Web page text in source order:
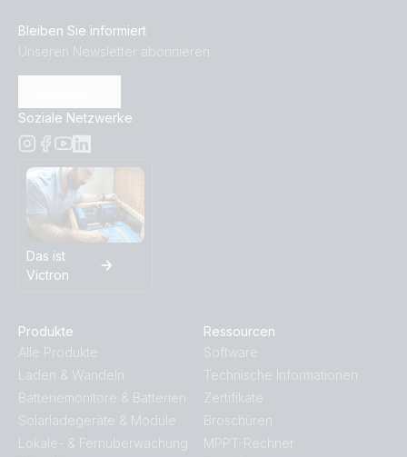
Bleiben Sie informiert
Unseren Newsletter abonnieren
Soziale Netzwerke
Das ist
Victron
Produkte
Alle Produkte
Laden & Wandeln
Batteriemonitore & Batterien
Solarladegeräte & Module
Lokale- & Fernüberwachung
Ressourcen
Software
Technische Informationen
Zertifikate
Broschüren
MPPT-Rechner